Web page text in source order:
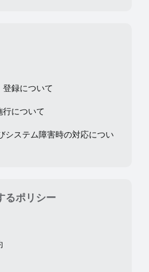
録について
について
システム障害時の対応につい
るポリシー